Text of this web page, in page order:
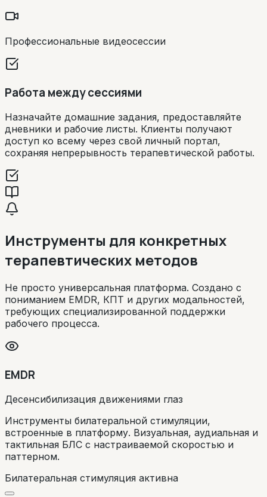
Профессиональные видеосессии
Работа между сессиями
Назначайте домашние задания, предоставляйте
дневники и рабочие листы. Клиенты получают
доступ ко всему через свой личный портал,
сохраняя непрерывность терапевтической работы.
Инструменты для конкретных
терапевтических методов
Не просто универсальная платформа. Создано с
пониманием EMDR, КПТ и других модальностей,
требующих специализированной поддержки
рабочего процесса.
EMDR
Десенсибилизация движениями глаз
Инструменты билатеральной стимуляции,
встроенные в платформу. Визуальная, аудиальная и
тактильная БЛС с настраиваемой скоростью и
паттерном.
Билатеральная стимуляция активна